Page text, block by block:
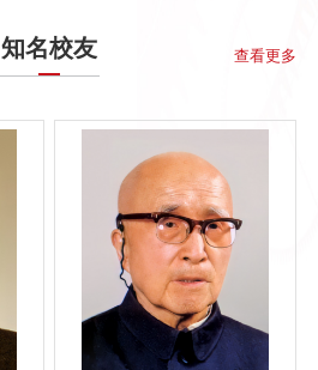
知名校友 查看更多